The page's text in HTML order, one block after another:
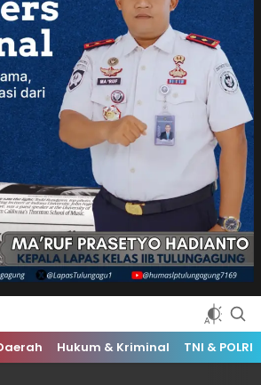
& ProfesionalHukum & Kriminal TNI & POLRI